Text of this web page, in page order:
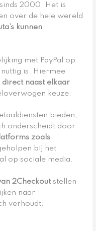
2000. Het is
over de hele wereld
kunnen
met PayPal op
is. Hiermee
direct naast elkaar
keuze.
bieden,
onderscheidt door
zoals
bij het
op sociale media.
2Checkoutstellen
naar
verhoudt.